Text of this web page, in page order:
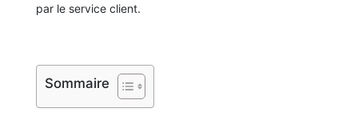
par le service client.
Sommaire